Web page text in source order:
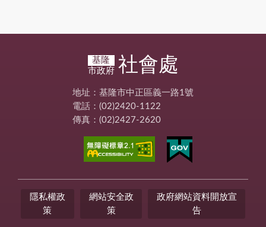
基隆
市政府 社會處
地址：基隆市中正區義一路1號
電話：(02)2420-1122
傳真：(02)2427-2620
隱私權政
策
網站安全政
策
政府網站資料開放宣
告